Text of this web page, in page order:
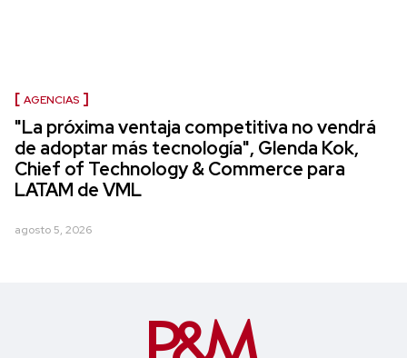
AGENCIAS
"La próxima ventaja competitiva no vendrá
de adoptar más tecnología", Glenda Kok,
Chief of Technology & Commerce para
LATAM de VML
agosto 5, 2026